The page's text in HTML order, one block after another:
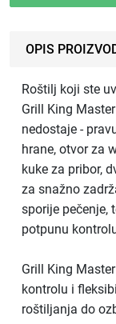
OPIS
Roštilj koji ste
Grill King
nedostaje -
hrane, otvor za
kuke za pribor,
za snažno
sporije pečenje,
potpunu
Grill King
kontrolu i
roštiljanja do